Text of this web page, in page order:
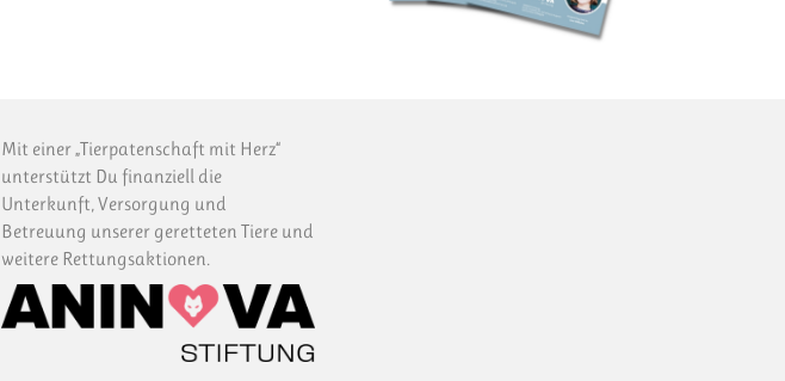
Mit einer „Tierpatenschaft mit Herz“
unterstützt Du finanziell die
Unterkunft, Versorgung und
Betreuung unserer geretteten Tiere und
weitere Rettungsaktionen.